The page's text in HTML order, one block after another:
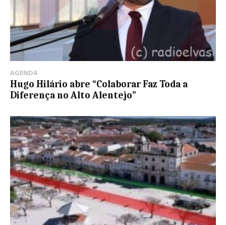
AGENDA
Hugo Hilário abre “Colaborar Faz Toda a
Diferença no Alto Alentejo”